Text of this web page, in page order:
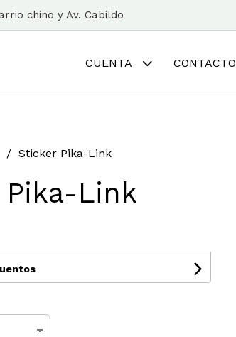
chino y Av. Cabildo
CUENTA CONTACTO
Sticker Pika-Link
Link